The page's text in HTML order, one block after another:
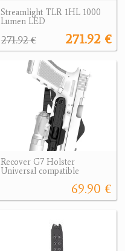
Streamlight TLR 1HL 1000
Lumen LED
271.92 €
271.92 €
Recover G7 Holster
Universal compatible
69.90 €